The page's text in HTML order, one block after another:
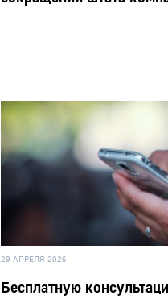
29 АПРЕЛЯ 2026
Бесплатную